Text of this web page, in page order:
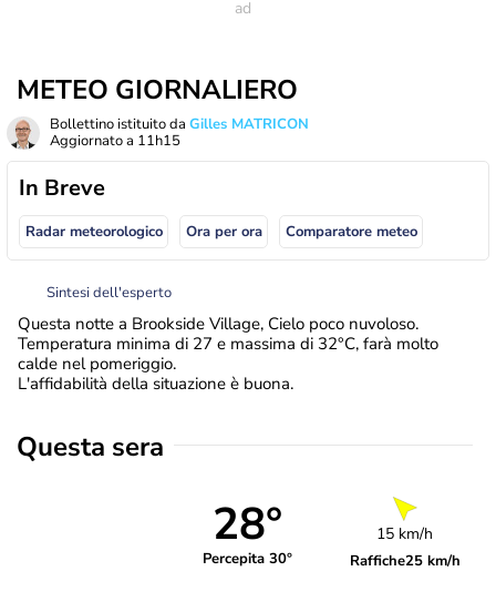
METEO GIORNALIERO
Bollettino istituito da Gilles MATRICON
Aggiornato a 11h15
In Breve
Radar meteorologico Ora per ora Comparatore meteo
Sintesi dell'esperto
Questa notte a Brookside Village, Cielo poco nuvoloso.
Temperatura minima di 27 e massima di 32°C, farà molto
calde nel pomeriggio.
L'affidabilità della situazione è buona.
Questa sera
28°
Percepita 30°
15 km/h
Raffiche25 km/h